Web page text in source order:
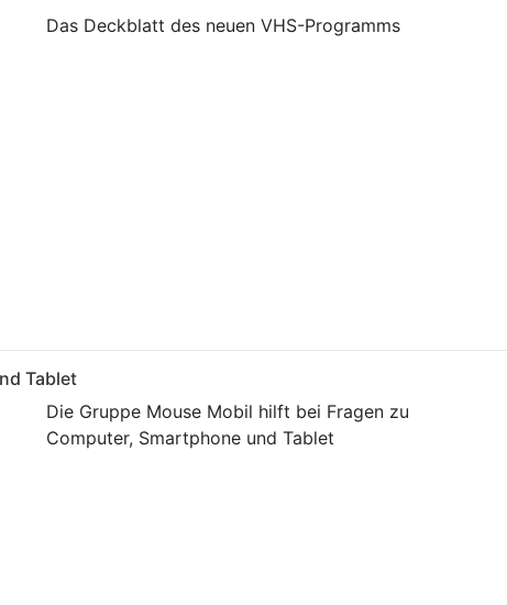
Das Deckblatt des neuen VHS-Programms
Tablet
Die Gruppe Mouse Mobil hilft bei Fragen zu
Computer, Smartphone und Tablet